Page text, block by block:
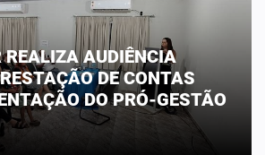
REALIZA AUDIÊNCIA
DE CONTAS
DO PRÓ-GESTÃO